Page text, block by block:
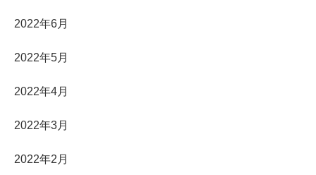
2022年6月
2022年5月
2022年4月
2022年3月
2022年2月